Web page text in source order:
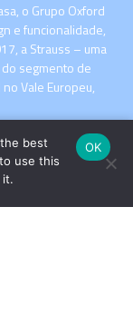
o Grupo Oxford
e funcionalidade,
a Strauss – uma
segmento de
Vale Europeu,
best
use this
it.
OK